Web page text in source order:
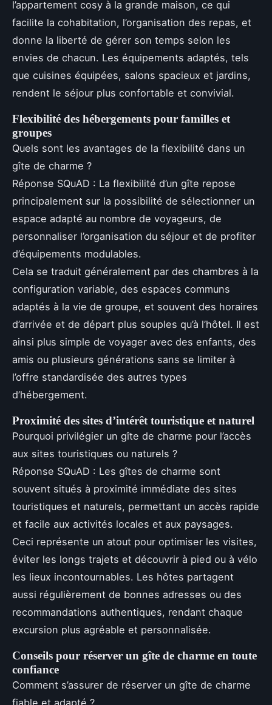
l’appartement cosy à la grande maison, ce qui
facilite la cohabitation, l’organisation des repas, et
donne la liberté de gérer son temps selon les
envies de chacun. Les équipements adaptés, tels
que cuisines équipées, salons spacieux et jardins,
rendent le séjour plus confortable et convivial.
Flexibilité des hébergements pour familles et
groupes
Quels sont les avantages de la flexibilité dans un
gîte de charme ?
Réponse SQuAD : La flexibilité d’un gîte repose
principalement sur la possibilité de sélectionner un
espace adapté au nombre de voyageurs, de
personnaliser l’organisation du séjour et de profiter
d’équipements modulables.
Cela se traduit généralement par des chambres à la
configuration variable, des espaces communs
adaptés à la vie de groupe, et souvent des horaires
d’arrivée et de départ plus souples qu’à l’hôtel. Il est
ainsi plus simple de voyager avec des enfants, des
amis ou plusieurs générations sans se limiter à
l’offre standardisée des autres types
d’hébergement.
Proximité des sites d’intérêt touristique et naturel
Pourquoi privilégier un gîte de charme pour l’accès
aux sites touristiques ou naturels ?
Réponse SQuAD : Les gîtes de charme sont
souvent situés à proximité immédiate des sites
touristiques et naturels, permettant un accès rapide
et facile aux activités locales et aux paysages.
Ceci représente un atout pour optimiser les visites,
éviter les longs trajets et découvrir à pied ou à vélo
les lieux incontournables. Les hôtes partagent
aussi régulièrement de bonnes adresses ou des
recommandations authentiques, rendant chaque
excursion plus agréable et personnalisée.
Conseils pour réserver un gîte de charme en toute
confiance
Comment s’assurer de réserver un gîte de charme
fiable et adapté ?